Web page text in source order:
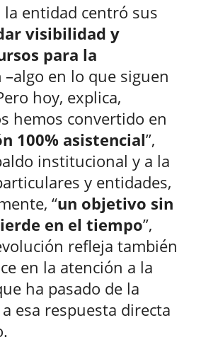
la entidad centró sus
visibilidad y
para la
–algo en lo que siguen
hoy, explica,
hemos convertido en
100% asistencial”,
institucional y a la
y entidades,
“un objetivo sin
en el tiempo”,
refleja también
en la atención a la
ha pasado de la
esa respuesta directa